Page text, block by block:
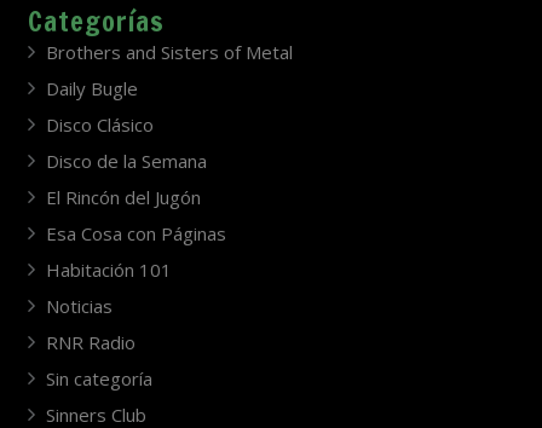
Categorías
Brothers and Sisters of Metal
Daily Bugle
Disco Clásico
Disco de la Semana
El Rincón del Jugón
Esa Cosa con Páginas
Habitación 101
Noticias
RNR Radio
Sin categoría
Sinners Club